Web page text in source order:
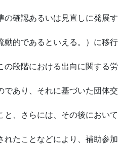
の確認あるいは見直しに発展す
動的であるといえる。）に移行
の段階における出向に関する労
であり、それに基づいた団体交
と、さらには、その後において
たことなどにより、補助参加